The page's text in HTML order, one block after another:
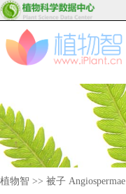
植物智 >> 被子 Angiospermae